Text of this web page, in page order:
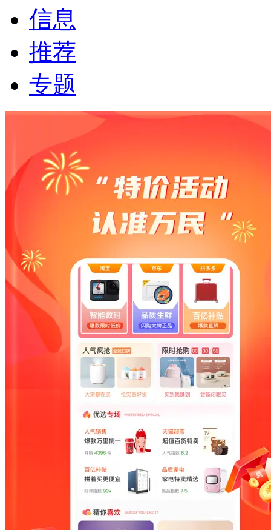
信息
推荐
专题